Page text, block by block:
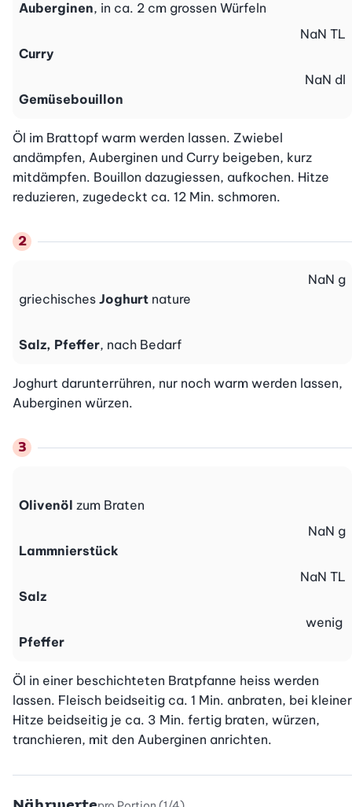
Auberginen, in ca. 2 cm grossen Würfeln
Curry
NaN TL
Gemüsebouillon
NaN dl
Öl im Brattopf warm werden lassen. Zwiebel
andämpfen, Auberginen und Curry beigeben, kurz
mitdämpfen. Bouillon dazugiessen, aufkochen. Hitze
reduzieren, zugedeckt ca. 12 Min. schmoren.
griechisches Joghurt nature
NaN g
Salz, Pfeffer, nach Bedarf
Joghurt darunterrühren, nur noch warm werden lassen,
Auberginen würzen.
Olivenöl zum Braten
Lammnierstück
NaN g
Salz
NaN TL
Pfeffer
wenig
Öl in einer beschichteten Bratpfanne heiss werden
lassen. Fleisch beidseitig ca. 1 Min. anbraten, bei kleiner
Hitze beidseitig je ca. 3 Min. fertig braten, würzen,
tranchieren, mit den Auberginen anrichten.